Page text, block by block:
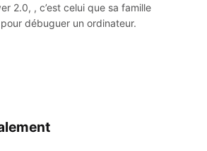
2.0, , c’est celui que sa famille
débuguer un ordinateur.